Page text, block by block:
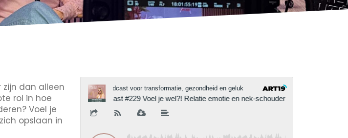
zijn dan alleen
rol in hoe
Voel je
opslaan in